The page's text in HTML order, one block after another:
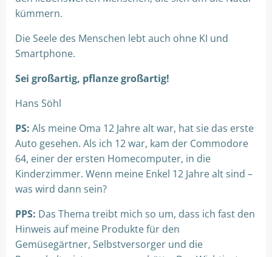
kümmern.
Die Seele des Menschen lebt auch ohne KI und
Smartphone.
Sei großartig, pflanze großartig!
Hans Söhl
PS: Als meine Oma 12 Jahre alt war, hat sie das erste
Auto gesehen. Als ich 12 war, kam der Commodore
64, einer der ersten Homecomputer, in die
Kinderzimmer. Wenn meine Enkel 12 Jahre alt sind –
was wird dann sein?
PPS: Das Thema treibt mich so um, dass ich fast den
Hinweis auf meine Produkte für den
Gemüsegärtner, Selbstversorger und die